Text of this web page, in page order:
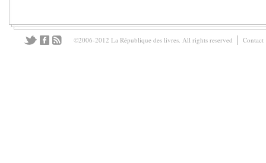
©2006-2012 La République des livres. All rights reserved Contact